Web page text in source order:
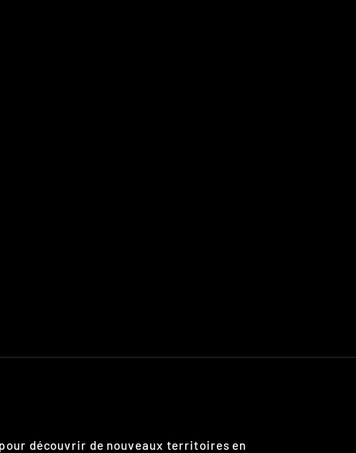
découvrir de nouveaux territoires en